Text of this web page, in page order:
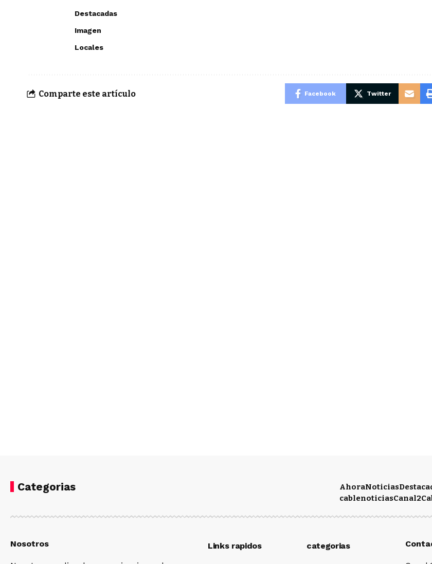
Destacadas
Imagen
Locales
Comparte este artículo Facebook Twitter
Categorias AhoraNoticias
cablenoticiasCanal2
Nosotros Links rapidos categorias